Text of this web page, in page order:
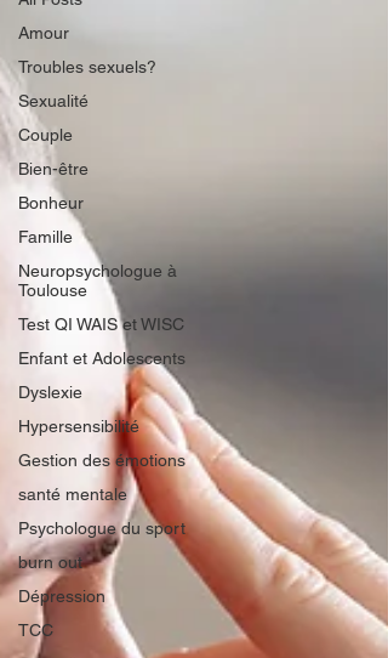
Amour
Troubles sexuels?
Sexualité
Couple
Bien-être
Bonheur
Famille
Neuropsychologue à
Toulouse
Test QI WAIS et WISC
Enfant et Adolescents
Dyslexie
Hypersensibilité
Gestion des émotions
santé mentale
Psychologue du sport
burn out
Dépression
TCC